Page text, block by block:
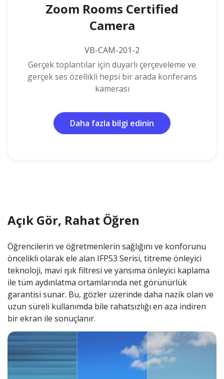
Zoom Rooms Certified
Camera
VB-CAM-201-2
Gerçek toplantılar için duyarlı çerçeveleme ve
gerçek ses özellikli hepsi bir arada konferans
kamerası
Daha fazla bilgi edinin
Açık Gör, Rahat Öğren
Öğrencilerin ve öğretmenlerin sağlığını ve konforunu
öncelikli olarak ele alan IFP53 Serisi, titreme önleyici
teknoloji, mavi ışık filtresi ve yansıma önleyici kaplama
ile tüm aydınlatma ortamlarında net görünürlük
garantisi sunar. Bu, gözler üzerinde daha nazik olan ve
uzun süreli kullanımda bile rahatsızlığı en aza indiren
bir ekran ile sonuçlanır.